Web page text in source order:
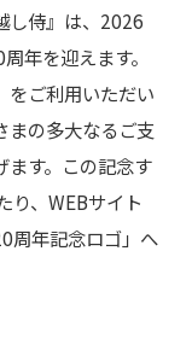
し侍』は、2026
年を迎えます。
をご利用いただい
まの多大なるご支
ます。この記念す
り、WEBサイト
周年記念ロゴ」へ